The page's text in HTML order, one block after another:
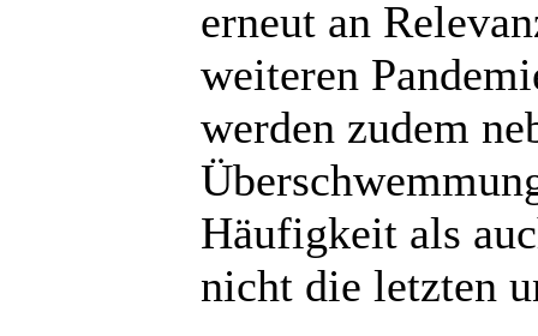
erneut an
weiteren
werden zudem
Häufigkeit als
nicht die letzten